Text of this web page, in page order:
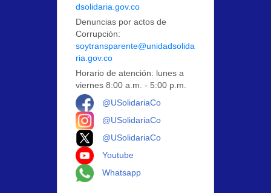
dsolidaria.gov.co
Denuncias por actos de
Corrupción:
soytransparente@unidadsolida
ria.gov.co
Horario de atención: lunes a
viernes 8:00 a.m. - 5:00 p.m.
@USolidariaCo
@USolidariaCo
@USolidariaCo
Youtube
Whatsapp